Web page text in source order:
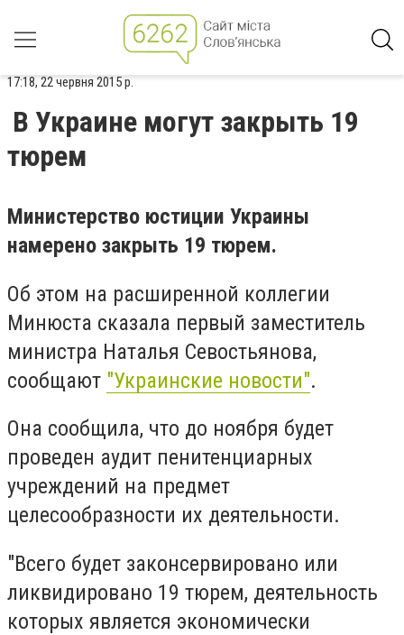
17:18, 22 червня 2015 р.
В Украине могут закрыть 19
тюрем
Министерство юстиции Украины
намерено закрыть 19 тюрем.
Об этом на расширенной коллегии
Минюста сказала первый заместитель
министра Наталья Севостьянова,
сообщают "Украинские новости".
Она сообщила, что до ноября будет
проведен аудит пенитенциарных
учреждений на предмет
целесообразности их деятельности.
"Всего будет законсервировано или
ликвидировано 19 тюрем, деятельность
которых является экономически